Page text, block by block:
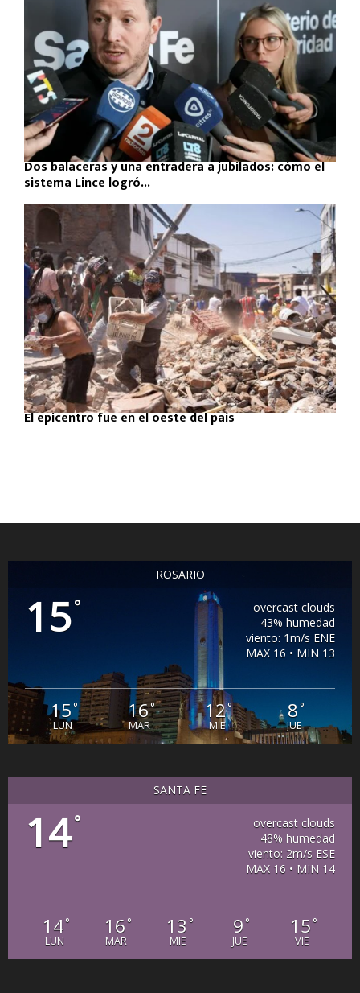
Dos balaceras y una entradera a jubilados: cómo el
sistema Lince logró...
El epicentro fue en el oeste del país
ROSARIO
15°
overcast clouds
43% humedad
viento: 1m/s ENE
MAX 16 • MIN 13
15°
LUN
16°
MAR
12°
MIE
8°
JUE
SANTA FE
14°
overcast clouds
48% humedad
viento: 2m/s ESE
MAX 16 • MIN 14
14°
LUN
16 °
MAR
13 °
MIE
9 °
JUE
15 °
VIE